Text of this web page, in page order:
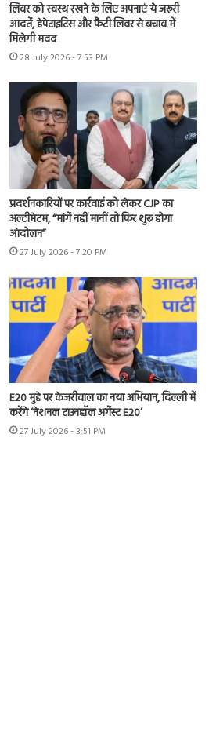
लिवर को स्वस्थ रखने के लिए अपनाएं ये जरूरी
आदतें, हेपेटाइटिस और फैटी लिवर से बचाव में
मिलेगी मदद
28 July 2026 - 7:53 PM
प्रदर्शनकारियों पर कार्रवाई को लेकर CJP का
अल्टीमेटम, “मांगें नहीं मानीं तो फिर शुरू होगा
आंदोलन”
27 July 2026 - 7:20 PM
E20 मुद्दे पर केजरीवाल का नया अभियान, दिल्ली में
करेंगे ‘नेशनल टाउनहॉल अगेंस्ट E20’
27 July 2026 - 3:51 PM